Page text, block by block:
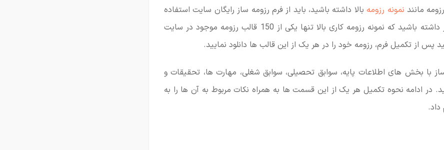
مانند نمونه رزومه بالا داشته باشید، باید از فرم رزومه ساز رایگان سایت استفاده
نمایید. البته در نظر داشته باشید که نمونه رزومه کاری بالا تنها یکی از 150 قالب رزومه موجود در سایت
پس از تکمیل فرم، رزومه خود را در هر یک از این قالب ها دانلود نمایید.
با بخش های اطلاعات پایه، سوابق تحصیلی، سوابق شغلی، مهارت ها، تحقیقات و
در ادامه نحوه تکمیل هر یک از این قسمت ها به همراه نکات مربوط به آن ها را به